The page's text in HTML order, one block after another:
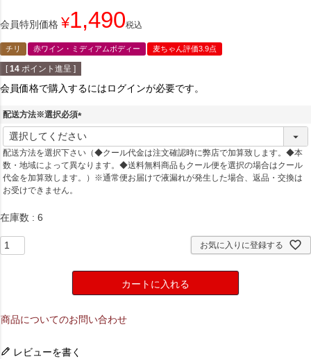
会員特別価格 ¥1,490税込
チリ 赤ワイン・ミディアムボディー 麦ちゃん評価3.9点
[ 14 ポイント進呈 ]
会員価格で購入するにはログインが必要です。
配送方法※選択必須
(
必
須
)
配送方法を選択下さい（◆クール代金は注文確認時に弊店で加算致します。◆本
数・地域によって異なります。◆送料無料商品もクール便を選択の場合はクール
代金を加算致します。）※通常便お届けで液漏れが発生した場合、返品・交換は
お受けできません。
在庫数 6
お気に入りに登録する
カートに入れる
商品についてのお問い合わせ
レビューを書く